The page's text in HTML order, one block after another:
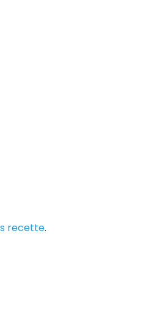
recette.